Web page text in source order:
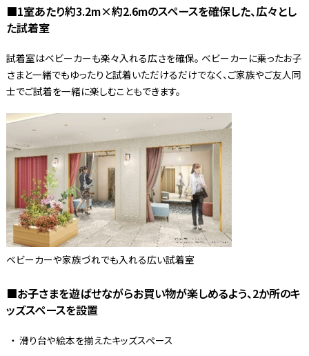
■1室あたり約3.2m×約2.6mのスペースを確保した、広々とし
た試着室
試着室はベビーカーも楽々入れる広さを確保。 ベビーカーに乗ったお子
さまと一緒でもゆったりと試着いただけるだけでなく、ご家族やご友人同
士でご試着を一緒に楽しむこともできます。
ベビーカーや家族づれでも入れる広い試着室
■お子さまを遊ばせながらお買い物が楽しめるよう、2か所のキ
ッズスペースを設置
滑り台や絵本を揃えたキッズスペース